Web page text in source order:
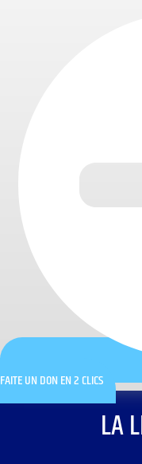
FAITE UN DON EN 2 CLICS
LA